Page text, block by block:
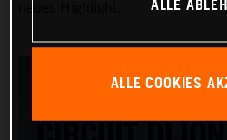
ALLE COOKIES